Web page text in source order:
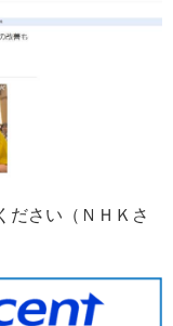
ださい（ＮＨＫさ